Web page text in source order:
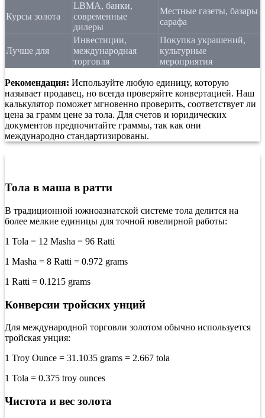
Курсы золота
LBMA, банки,
современные
дилеры
Местные газеты, базары
сарафа
Лучше для
Инвестиции,
международная
торговля
Покупка украшений,
культурные
мероприятия
Рекомендация: Используйте любую единицу, которую
называет продавец, но всегда проверяйте конвертацией. Наш
калькулятор поможет мгновенно проверить, соответствует ли
цена за грамм цене за тола. Для счетов и юридических
документов предпочитайте граммы, так как они
международно стандартизированы.
Тола в маша в ратти
В традиционной южноазиатской системе тола делится на
более мелкие единицы для точной ювелирной работы:
1 Tola = 12 Masha = 96 Ratti
1 Masha = 8 Ratti = 0.972 grams
1 Ratti = 0.1215 grams
Конверсии тройских унций
Для международной торговли золотом обычно используется
тройская унция:
1 Troy Ounce = 31.1035 grams = 2.667 tola
1 Tola = 0.375 troy ounces
Чистота и вес золота